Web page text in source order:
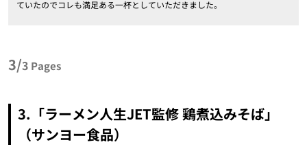
ていたのでコレも満足ある一杯としていただきました。
3/3 Pages
3.「ラーメン人生JET監修 鶏煮込みそば」
（サンヨー食品）